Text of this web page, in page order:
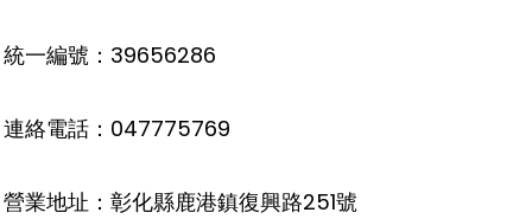
一編號：39656286
絡電話：047775769
業地址：彰化縣鹿港鎮復興路251號